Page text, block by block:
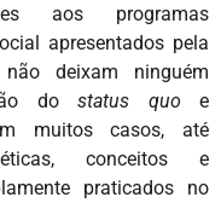
aos programas
apresentados pela
deixam ninguém
dostatus quo e
muitos casos, até
conceitos e
praticados no